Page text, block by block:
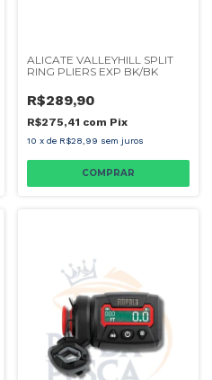
ALICATE VALLEYHILL SPLIT
RING PLIERS EXP BK/BK
R$289,90
R$275,41 com Pix
10 x de R$28,99 sem juros